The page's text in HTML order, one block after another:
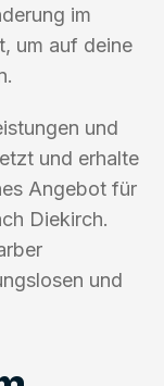
im
um auf deine
und
und erhalte
Angebot für
Diekirch.
und